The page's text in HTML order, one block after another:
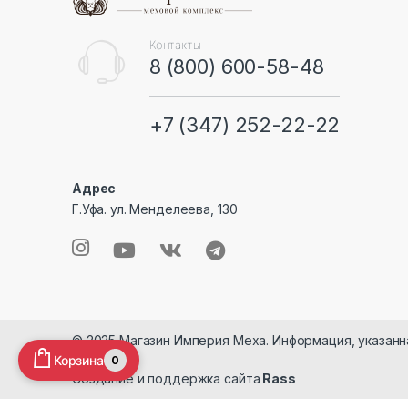
Контакты
8 (800) 600-58-48
+7 (347) 252-22-22
Адрес
Г.Уфа. ул. Менделеева, 130
© 2025 Магазин Империя Меха. Информация,
Создание и поддержка сайта Rass
Корзина 0